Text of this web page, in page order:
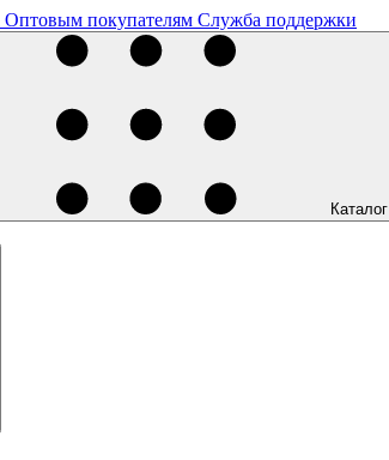
Оптовым покупателям Служба поддержки
Каталог